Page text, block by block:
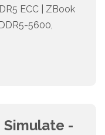
ECC | ZBook
5600,
Simulate -